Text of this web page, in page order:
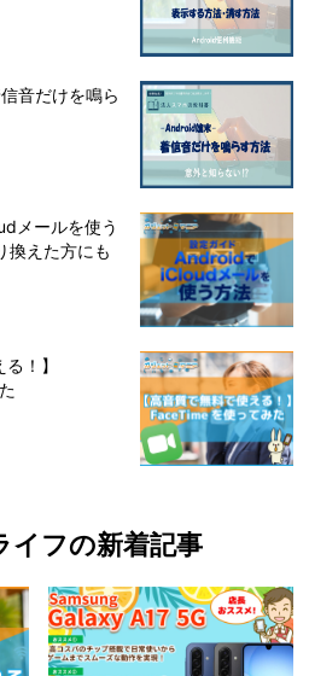
音だけを鳴ら
メールを使う
換えた方にも
！】
イフの新着記事